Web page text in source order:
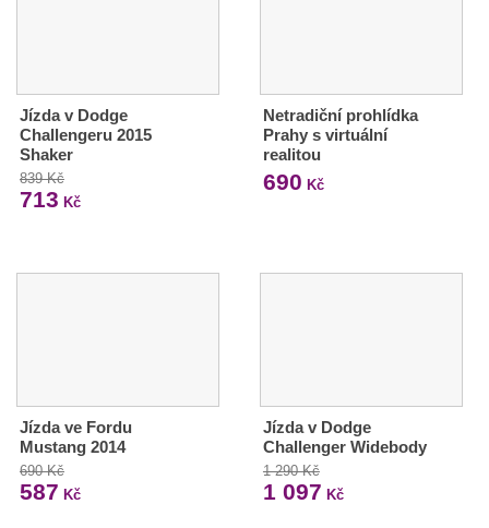
Jízda v Dodge
Challengeru 2015
Shaker
839 Kč
713 Kč
Netradiční prohlídka
Prahy s virtuální
realitou
690 Kč
Jízda ve Fordu
Mustang 2014
690 Kč
587 Kč
Jízda v Dodge
Challenger Widebody
1 290 Kč
1 097 Kč